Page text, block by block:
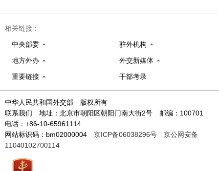
相关链接：
中央部委 驻外机构
地方外办 外交新媒体
重要链接 干部考录
中华人民共和国外交部 版权所有
联系我们 地址：北京市朝阳区朝阳门南大街2号 邮编：100701
电话：+86-10-65961114
网站标识码：bm02000004 京ICP备06038296号
京公网安备
11040102700114